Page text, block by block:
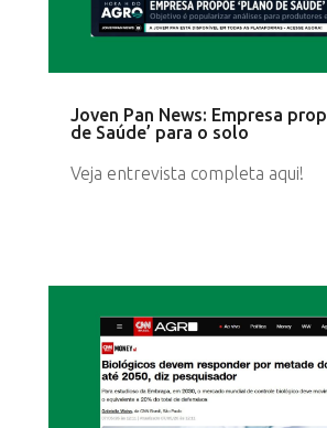
Joven Pan News: Empresa
de Saúde’ para o solo
Veja entrevista completa aqui!